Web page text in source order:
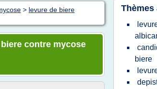
> levure de biere
contre mycose
Thèmes
biere